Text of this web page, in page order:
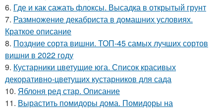
6. Где и как сажать флоксы. Высадка в открытый грунт
7. Размножение декабриста в домашних условиях.
Краткое описание
8. Поздние сорта вишни. ТОП-45 самых лучших сортов
вишни в 2022 году
9. Кустарники цветущие юга. Список красивых
декоративно-цветущих кустарников для сада
10. Яблоня ред стар. Описание
11. Вырастить помидоры дома. Помидоры на